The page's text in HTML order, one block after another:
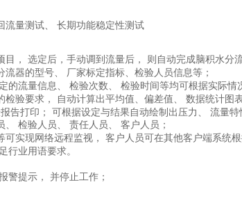
流量测试、 长期功能稳定性测试
， 选定后， 手动调到流量后，
则自动完成脑积水分
器的型号、 厂家标定指标、检验人员信息等；
的流量信息、 检验次数、 检验时间等均可根据实际情
验要求， 自动计算出平均值、偏差值、 数据统计图
告打印； 可根据设定与结果自动绘制出压力、 流量特
检验人员、 责任人员、 客户人员；
实现网络远程监视， 客户人员可在其他客户端系统
行业用语要求。
警提示， 并停止工作；